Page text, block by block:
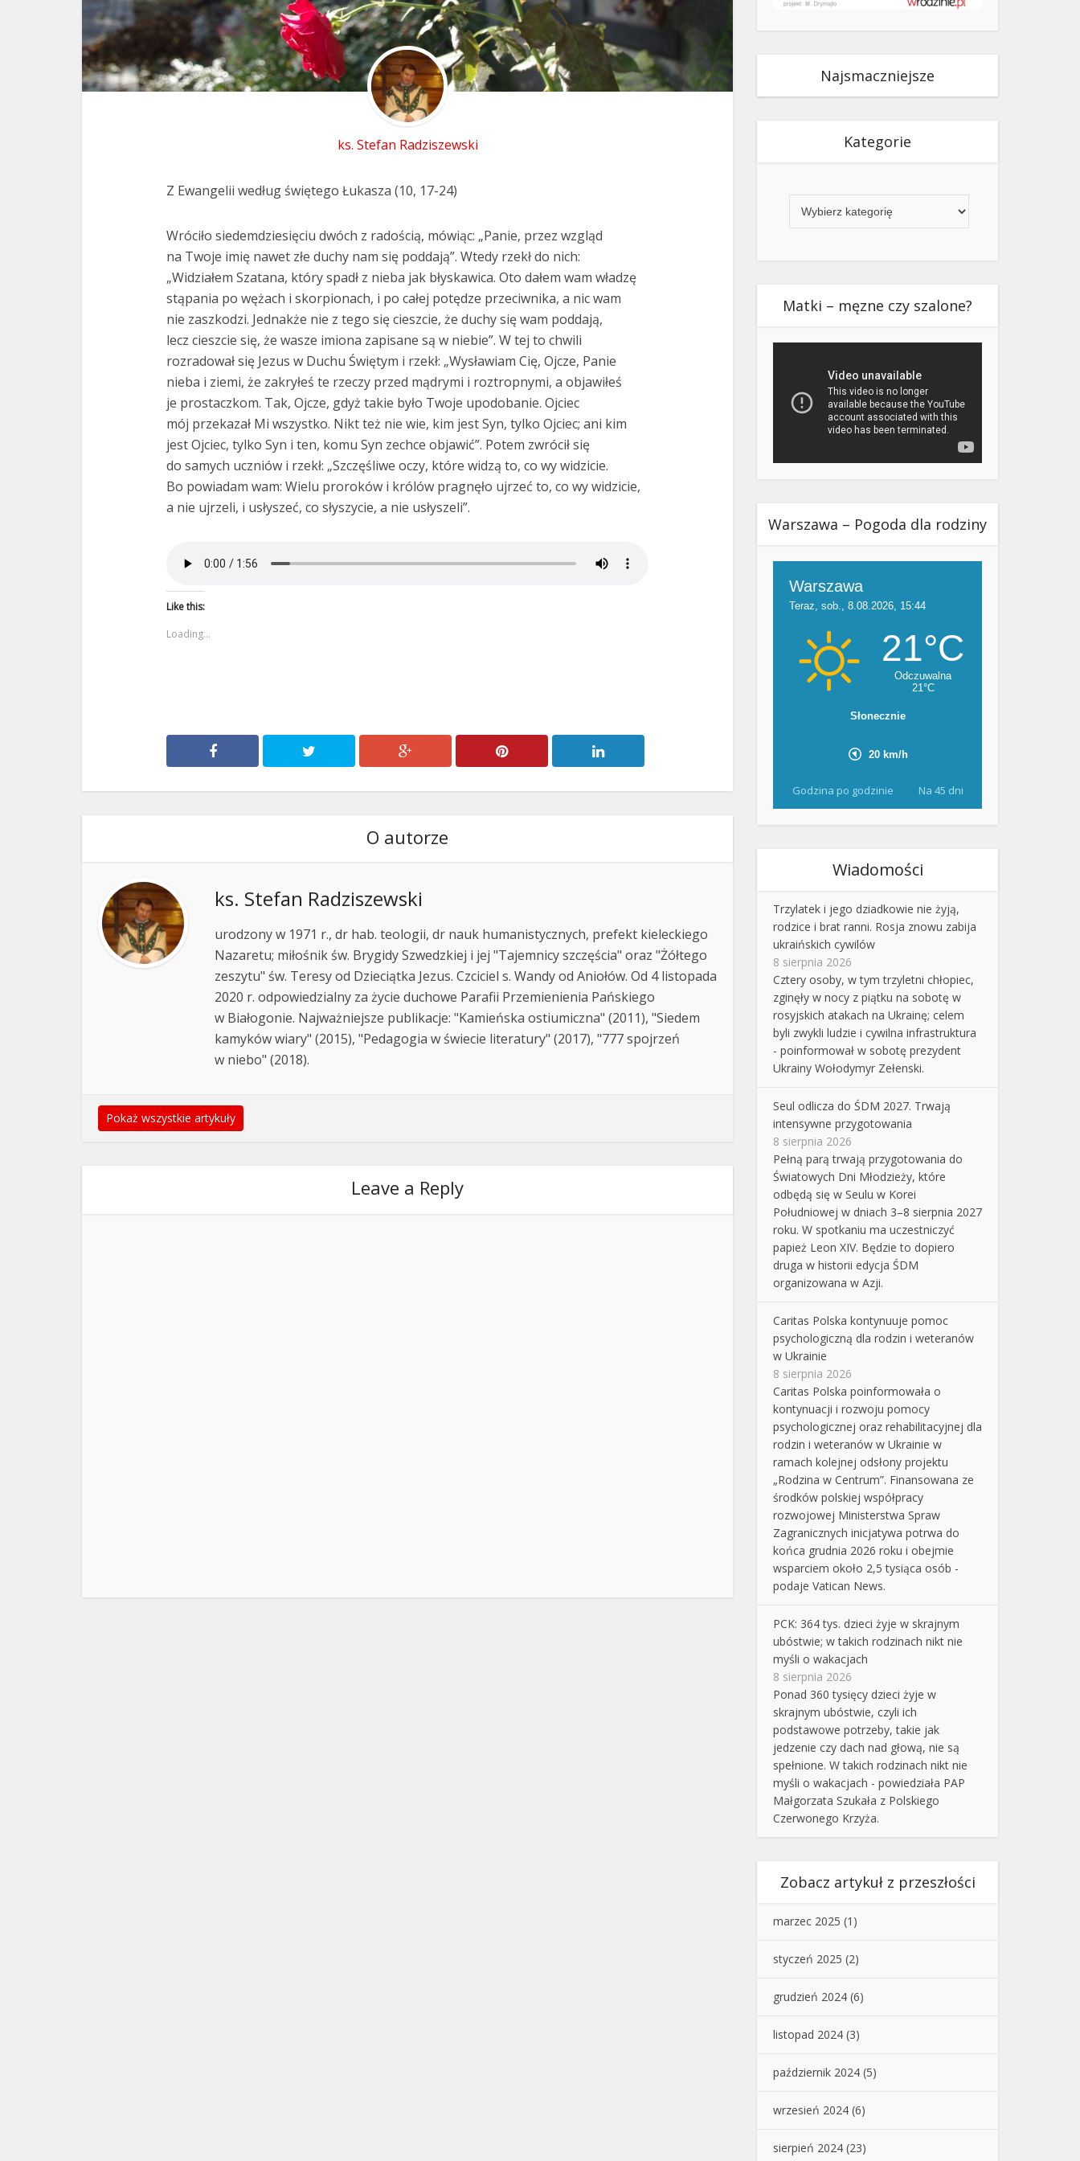
ks. Stefan Radziszewski
Z Ewangelii według świętego Łukasza (10, 17-24)
Wróciło siedemdziesięciu dwóch z radością, mówiąc: „Panie, przez wzgląd
na Twoje imię nawet złe duchy nam się poddają”. Wtedy rzekł do nich:
„Widziałem Szatana, który spadł z nieba jak błyskawica. Oto dałem wam władzę
stąpania po wężach i skorpionach, i po całej potędze przeciwnika, a nic wam
nie zaszkodzi. Jednakże nie z tego się cieszcie, że duchy się wam poddają,
lecz cieszcie się, że wasze imiona zapisane są w niebie”. W tej to chwili
rozradował się Jezus w Duchu Świętym i rzekł: „Wysławiam Cię, Ojcze, Panie
nieba i ziemi, że zakryłeś te rzeczy przed mądrymi i roztropnymi, a objawiłeś
je prostaczkom. Tak, Ojcze, gdyż takie było Twoje upodobanie. Ojciec
mój przekazał Mi wszystko. Nikt też nie wie, kim jest Syn, tylko Ojciec; ani kim
jest Ojciec, tylko Syn i ten, komu Syn zechce objawić”. Potem zwrócił się
do samych uczniów i rzekł: „Szczęśliwe oczy, które widzą to, co wy widzicie.
Bo powiadam wam: Wielu proroków i królów pragnęło ujrzeć to, co wy widzicie,
a nie ujrzeli, i usłyszeć, co słyszycie, a nie usłyszeli”.
Like this:
Loading...
O autorze
ks. Stefan Radziszewski
urodzony w 1971 r., dr hab. teologii, dr nauk humanistycznych, prefekt kieleckiego
Nazaretu; miłośnik św. Brygidy Szwedzkiej i jej "Tajemnicy szczęścia" oraz "Żółtego
zeszytu" św. Teresy od Dzieciątka Jezus. Czciciel s. Wandy od Aniołów. Od 4 listopada
2020 r. odpowiedzialny za życie duchowe Parafii Przemienienia Pańskiego
w Białogonie. Najważniejsze publikacje: "Kamieńska ostiumiczna" (2011), "Siedem
kamyków wiary" (2015), "Pedagogia w świecie literatury" (2017), "777 spojrzeń
w niebo" (2018).
Pokaż wszystkie artykuły
Leave a Reply
Najsmaczniejsze
Kategorie
Matki – męzne czy szalone?
Warszawa – Pogoda dla rodziny
Godzina po godzinie Na 45 dni
Wiadomości
Trzylatek i jego dziadkowie nie żyją,
rodzice i brat ranni. Rosja znowu zabija
ukraińskich cywilów
8 sierpnia 2026
Cztery osoby, w tym trzyletni chłopiec,
zginęły w nocy z piątku na sobotę w
rosyjskich atakach na Ukrainę; celem
byli zwykli ludzie i cywilna infrastruktura
- poinformował w sobotę prezydent
Ukrainy Wołodymyr Zełenski.
Seul odlicza do ŚDM 2027. Trwają
intensywne przygotowania
8 sierpnia 2026
Pełną parą trwają przygotowania do
Światowych Dni Młodzieży, które
odbędą się w Seulu w Korei
Południowej w dniach 3–8 sierpnia 2027
roku. W spotkaniu ma uczestniczyć
papież Leon XIV. Będzie to dopiero
druga w historii edycja ŚDM
organizowana w Azji.
Caritas Polska kontynuuje pomoc
psychologiczną dla rodzin i weteranów
w Ukrainie
8 sierpnia 2026
Caritas Polska poinformowała o
kontynuacji i rozwoju pomocy
psychologicznej oraz rehabilitacyjnej dla
rodzin i weteranów w Ukrainie w
ramach kolejnej odsłony projektu
„Rodzina w Centrum”. Finansowana ze
środków polskiej współpracy
rozwojowej Ministerstwa Spraw
Zagranicznych inicjatywa potrwa do
końca grudnia 2026 roku i obejmie
wsparciem około 2,5 tysiąca osób -
podaje Vatican News.
PCK: 364 tys. dzieci żyje w skrajnym
ubóstwie; w takich rodzinach nikt nie
myśli o wakacjach
8 sierpnia 2026
Ponad 360 tysięcy dzieci żyje w
skrajnym ubóstwie, czyli ich
podstawowe potrzeby, takie jak
jedzenie czy dach nad głową, nie są
spełnione. W takich rodzinach nikt nie
myśli o wakacjach - powiedziała PAP
Małgorzata Szukała z Polskiego
Czerwonego Krzyża.
Zobacz artykuł z przeszłości
marzec 2025 (1)
styczeń 2025 (2)
grudzień 2024 (6)
listopad 2024 (3)
październik 2024 (5)
wrzesień 2024 (6)
sierpień 2024 (23)